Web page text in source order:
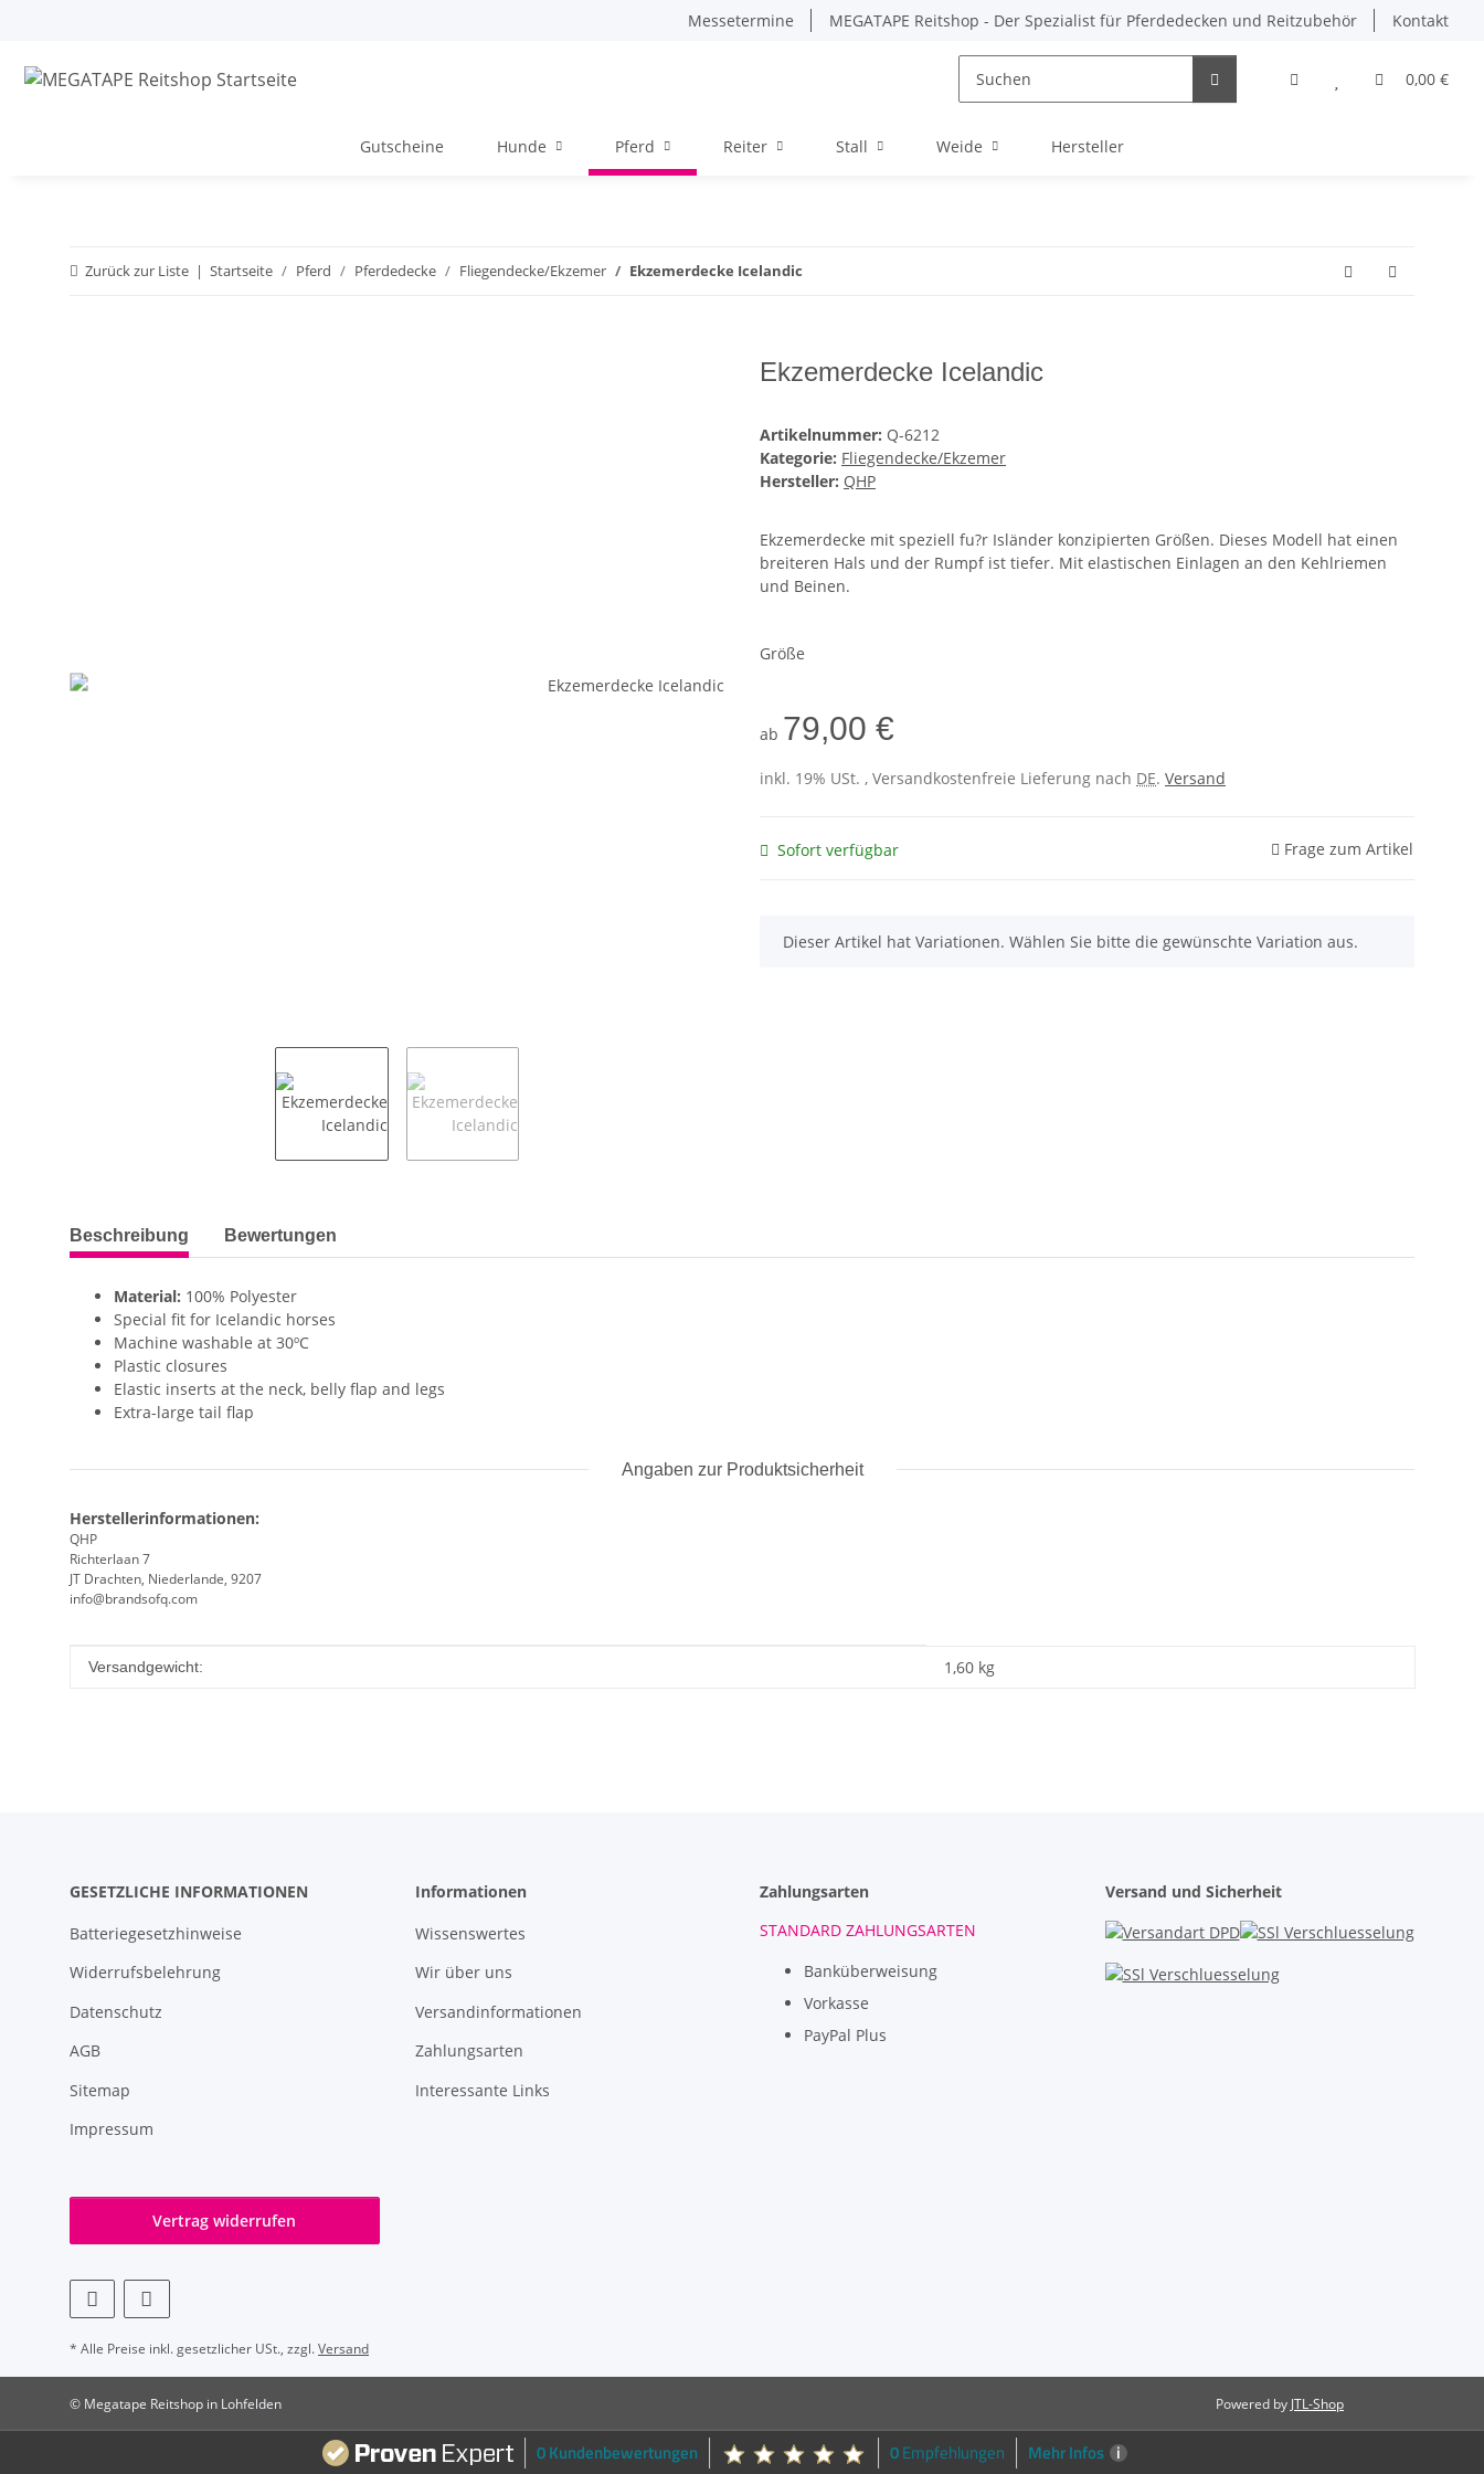
Messetermine MEGATAPE Reitshop - Der Spezialist für Pferdedecken und Reitzubehör Kontakt
0,00 €
Gutscheine Hunde Pferd Reiter Stall Weide Hersteller
Zurück zur Liste Startseite Pferd Pferdedecke Fliegendecke/Ekzemer Ekzemerdecke Icelandic
Ekzemerdecke Icelandic
Artikelnummer: Q-6212
Kategorie: Fliegendecke/Ekzemer
Hersteller: QHP
Ekzemerdecke mit speziell fu?r Isländer konzipierten Größen. Dieses Modell hat einen
breiteren Hals und der Rumpf ist tiefer. Mit elastischen Einlagen an den Kehlriemen
und Beinen.
Größe
ab 79,00 €
inkl. 19% USt. , Versandkostenfreie Lieferung nach DE. Versand
Sofort verfügbar Frage zum Artikel
x
Dieser Artikel hat Variationen. Wählen Sie bitte die gewünschte Variation aus.
weitere Registerkarten anzeigen
Beschreibung Bewertungen
Material: 100% Polyester
Special fit for Icelandic horses
Machine washable at 30ºC
Plastic closures
Elastic inserts at the neck, belly flap and legs
Extra-large tail flap
Angaben zur Produktsicherheit
Herstellerinformationen:
QHP
Richterlaan 7
JT Drachten, Niederlande, 9207
info@brandsofq.com
Produkteigenschaft
Wert
Versandgewicht: 1,60 kg
0 Kundenbewertungen 0Empfehlungen Mehr Infos i
GESETZLICHE INFORMATIONEN
Batteriegesetzhinweise
Widerrufsbelehrung
Datenschutz
AGB
Sitemap
Impressum
Informationen
Wissenswertes
Wir über uns
Versandinformationen
Zahlungsarten
Interessante Links
Zahlungsarten
STANDARD ZAHLUNGSARTEN
Banküberweisung
Vorkasse
PayPal Plus
Versand und Sicherheit
Vertrag widerrufen
* Alle Preise inkl. gesetzlicher USt., zzgl.Versand
© Megatape Reitshop in Lohfelden Powered by JTL-Shop